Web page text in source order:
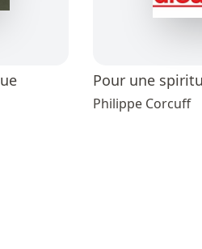
Pour une
Philippe Corcuff